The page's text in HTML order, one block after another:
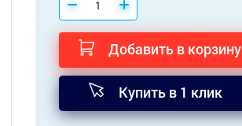
Добавить в корзину
Купить в 1 клик